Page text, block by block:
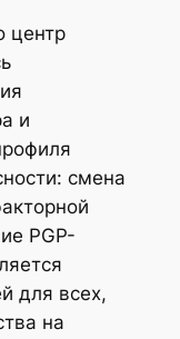
центр
и
смена
PGP-
для всех,
на